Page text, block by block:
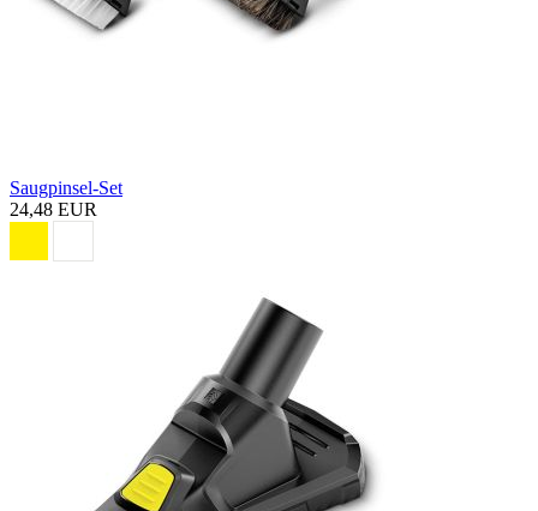
Saugpinsel-Set
24,48 EUR